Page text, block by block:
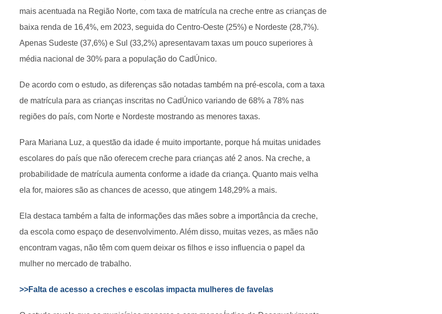
mais acentuada na Região Norte, com taxa de matrícula na creche entre as crianças de
baixa renda de 16,4%, em 2023, seguida do Centro-Oeste (25%) e Nordeste (28,7%).
Apenas Sudeste (37,6%) e Sul (33,2%) apresentavam taxas um pouco superiores à
média nacional de 30% para a população do CadÚnico.
De acordo com o estudo, as diferenças são notadas também na pré-escola, com a taxa
de matrícula para as crianças inscritas no CadÚnico variando de 68% a 78% nas
regiões do país, com Norte e Nordeste mostrando as menores taxas.
Para Mariana Luz, a questão da idade é muito importante, porque há muitas unidades
escolares do país que não oferecem creche para crianças até 2 anos. Na creche, a
probabilidade de matrícula aumenta conforme a idade da criança. Quanto mais velha
ela for, maiores são as chances de acesso, que atingem 148,29% a mais.
Ela destaca também a falta de informações das mães sobre a importância da creche,
da escola como espaço de desenvolvimento. Além disso, muitas vezes, as mães não
encontram vagas, não têm com quem deixar os filhos e isso influencia o papel da
mulher no mercado de trabalho.
>>Falta de acesso a creches e escolas impacta mulheres de favelas